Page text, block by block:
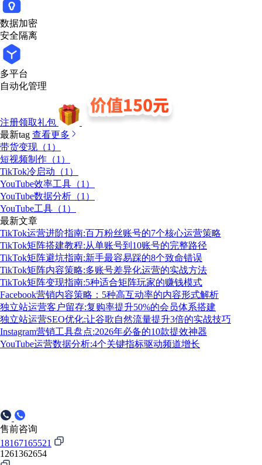
数据加密
安全隔离
多平台
自动化管理
注册领取礼包
最新tag 查看更多
带货变现（1）
短视频制作（1）
TikTok冷启动（1）
YouTube效率工具（1）
YouTube数据分析（1）
YouTube工具（1）
最新文章
TikTok运营进阶指南:百万粉丝账号的7个核心运营策略
TikTok矩阵搭建教程:从单账号到10账号的完整路径
TikTok矩阵避坑指南:新手最容易踩的8个致命错误
TikTok矩阵内容策略:多账号差异化运营的实战方法
TikTok矩阵变现指南:5种适合矩阵玩家的赚钱模式
Facebook营销内容策略：5种高互动率的内容形式解析
独立站运营客户留存:复购率提升50%的会员体系搭建
独立站运营SEO优化:让谷歌自然流量提升3倍的实战技巧
Instagram营销工具盘点:2026年必备的10款提效神器
YouTube运营数据分析:4个关键指标驱动频道增长
售前咨询
18167165521
1261362654